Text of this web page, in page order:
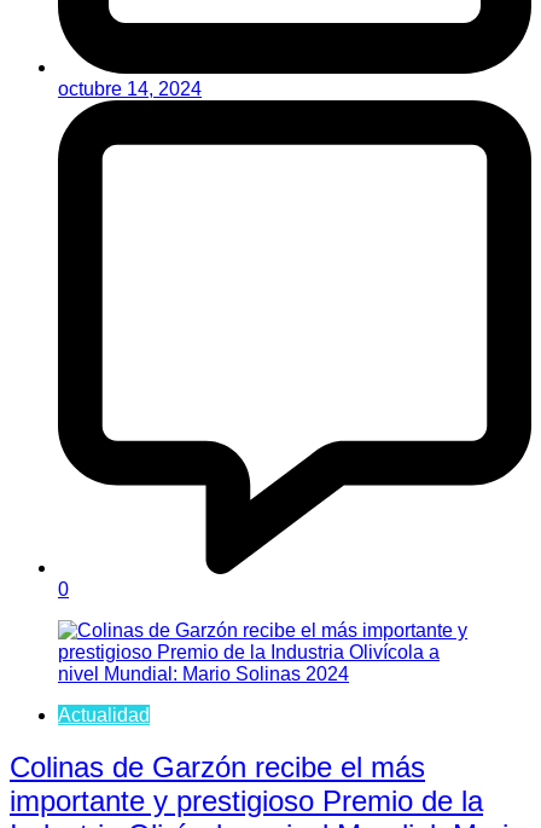
octubre 14, 2024
0
Actualidad
Colinas de Garzón recibe el más
importante y prestigioso Premio de la